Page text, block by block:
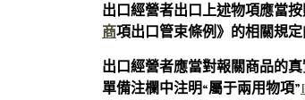
出口經營者出口上述物項應當
商項出口管束條例》的相關規
出口經營者應當對報關商品的
單備注欄中注明“屬于兩用物項”